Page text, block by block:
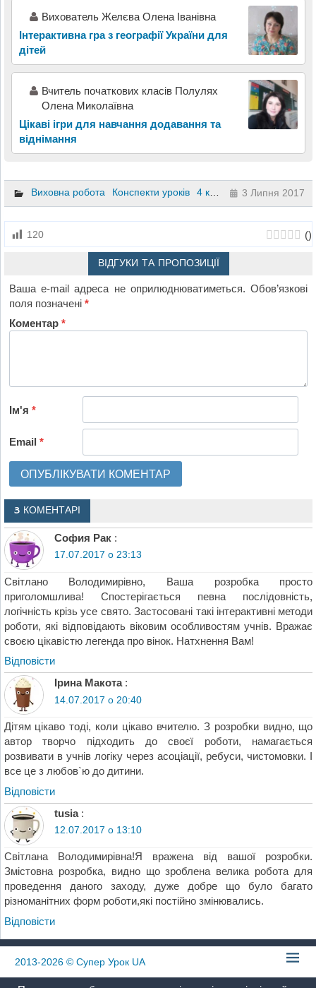
Вихователь Желєва Олена Іванівна
Інтерактивна гра з географії України для
дітей
Вчитель початкових класів Полулях
Олена Миколаївна
Цікаві ігри для навчання додавання та
віднімання
Виховна робота Конспекти уроків 4 клас 3 Липня 2017
120 ()
ВІДГУКИ ТА ПРОПОЗИЦІЇ
Ваша e-mail адреса не оприлюднюватиметься. Обов’язкові
поля позначені*
Коментар*
Ім'я*
Email*
3 КОМЕНТАРІ
София Рак :
17.07.2017 о 23:13
Світлано Володимирівно, Ваша розробка просто
приголомшлива! Спостерігається певна послідовність,
логічність крізь усе свято. Застосовані такі інтерактивні методи
роботи, які відповідають віковим особливостям учнів. Вражає
своєю цікавістю легенда про вінок. Натхнення Вам!
Відповіcти
Ірина Макота :
14.07.2017 о 20:40
Дітям цікаво тоді, коли цікаво вчителю. З розробки видно, що
автор творчо підходить до своєї роботи, намагається
розвивати в учнів логіку через асоціації, ребуси, чистомовки. І
все це з любов`ю до дитини.
Відповіcти
tusia :
12.07.2017 о 13:10
Світлана Володимирівна!Я вражена від вашої розробки.
Змістовна розробка, видно що зроблена велика робота для
проведення даного заходу, дуже добре що було багато
різноманітних форм роботи,які постійно змінювались.
Відповіcти
2013-2026 © Супер Урок UA